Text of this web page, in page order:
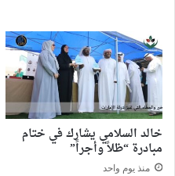
خالد السلامي يشارك في ختام
مبادرة “ظلاً وأجراً”
منذ يوم واحد